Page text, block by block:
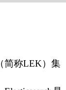
简称LEK）集